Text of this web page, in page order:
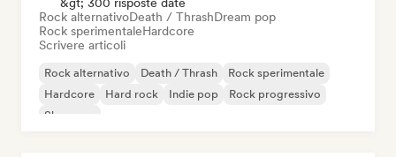
Rock alternativoDeath / ThrashDream pop
Rock sperimentaleHardcore
Scrivere articoli
Rock alternativo Death / Thrash
Rock sperimentale
Hardcore
Hard rock Indie pop
Rock progressivo
Shoegaze